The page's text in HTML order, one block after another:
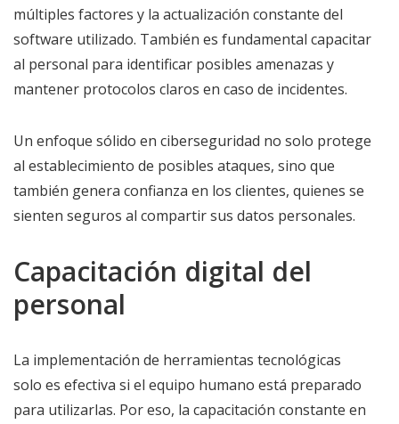
múltiples factores y la actualización constante del
software utilizado. También es fundamental capacitar
al personal para identificar posibles amenazas y
mantener protocolos claros en caso de incidentes.
Un enfoque sólido en ciberseguridad no solo protege
al establecimiento de posibles ataques, sino que
también genera confianza en los clientes, quienes se
sienten seguros al compartir sus datos personales.
Capacitación digital del
personal
La implementación de herramientas tecnológicas
solo es efectiva si el equipo humano está preparado
para utilizarlas. Por eso, la capacitación constante en